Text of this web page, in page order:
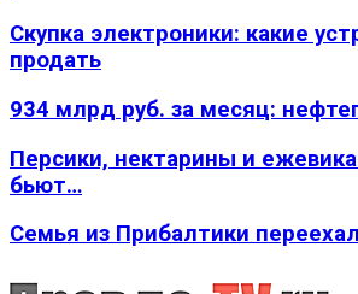
Скупка электроники: какие
продать
934 млрд руб. за месяц:
Персики, нектарины и
бьют…
Семья из Прибалтики